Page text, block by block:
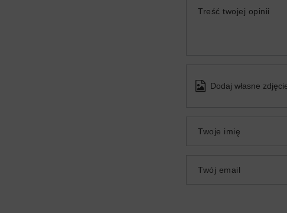
Treść twojej opinii
Dodaj własne
Twoje imię
Twój email